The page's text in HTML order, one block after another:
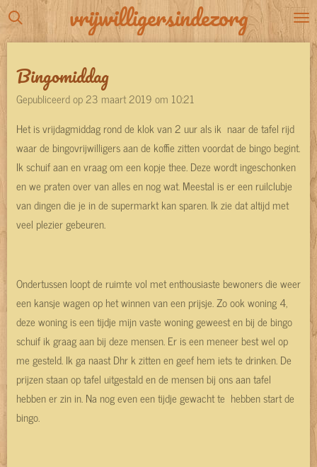
Ga
direct
de
hoofdinhoud
vrijwilligersindezorg
Bingomiddag
Gepubliceerd op 23 maart 2019 om 10:21
Het is vrijdagmiddag rond de klok van 2 uur als ik naar de tafel rijd
waar de bingovrijwilligers aan de koffie zitten voordat de bingo begint.
Ik schuif aan en vraag om een kopje thee. Deze wordt ingeschonken
en we praten over van alles en nog wat. Meestal is er een ruilclubje
van dingen die je in de supermarkt kan sparen. Ik zie dat altijd met
veel plezier gebeuren.
Ondertussen loopt de ruimte vol met enthousiaste bewoners die weer
een kansje wagen op het winnen van een prijsje. Zo ook woning 4,
deze woning is een tijdje mijn vaste woning geweest en bij de bingo
schuif ik graag aan bij deze mensen. Er is een meneer best wel op
me gesteld. Ik ga naast Dhr k zitten en geef hem iets te drinken. De
prijzen staan op tafel uitgestald en de mensen bij ons aan tafel
hebben er zin in. Na nog even een tijdje gewacht te hebben start de
bingo.